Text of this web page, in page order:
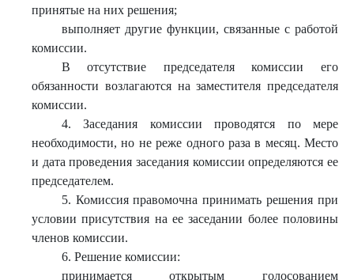
принятые на них решения;
выполняет другие функции, связанные с работой
комиссии.
В отсутствие председателя комиссии его
обязанности возлагаются на заместителя председателя
комиссии.
4. Заседания комиссии проводятся по мере
необходимости, но не реже одного раза в месяц. Место
и дата проведения заседания комиссии определяются ее
председателем.
5. Комиссия правомочна принимать решения при
условии присутствия на ее заседании более половины
членов комиссии.
6. Решение комиссии:
принимается открытым голосованием